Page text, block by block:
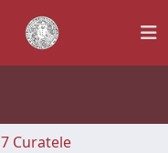
7 Curatele